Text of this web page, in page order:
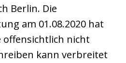
Berlin. Die
am 01.08.2020 hat
nicht
kann verbreitet